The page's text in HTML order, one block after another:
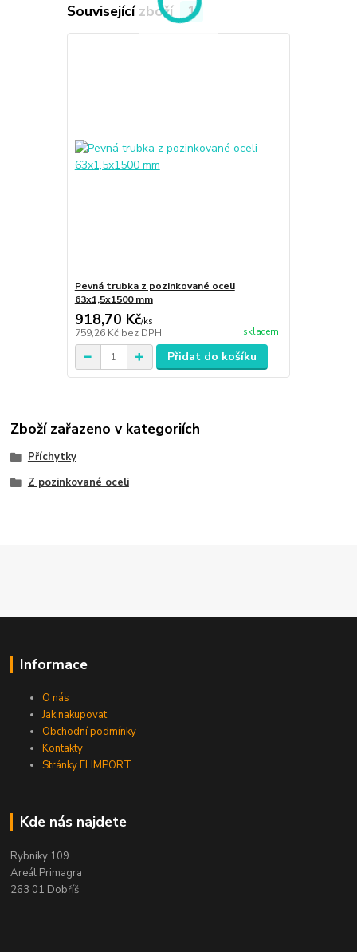
Související zboží 1
Pevná trubka z pozinkované oceli
63x1,5x1500 mm
918,70 Kč/ks
759,26 Kč bez DPH skladem
Přidat do košíku
Zboží zařazeno v kategoriích
Příchytky
Z pozinkované oceli
Informace
O nás
Jak nakupovat
Obchodní podmínky
Kontakty
Stránky ELIMPORT
Kde nás najdete
Rybníky 109
Areál Primagra
263 01 Dobříš